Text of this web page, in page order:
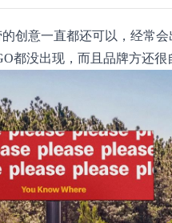
创意一直都还可以，经常
都没出现，而且品牌方还